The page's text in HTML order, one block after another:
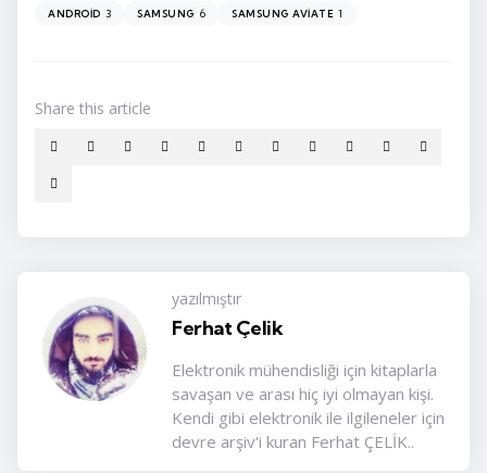
ANDROID 3 SAMSUNG 6 SAMSUNG AVIATE 1
Share this article
yazılmıştır
Ferhat Çelik
Elektronik mühendisliği için kitaplarla
savaşan ve arası hiç iyi olmayan kişi.
Kendi gibi elektronik ile ilgileneler için
devre arşiv'i kuran Ferhat ÇELİK..